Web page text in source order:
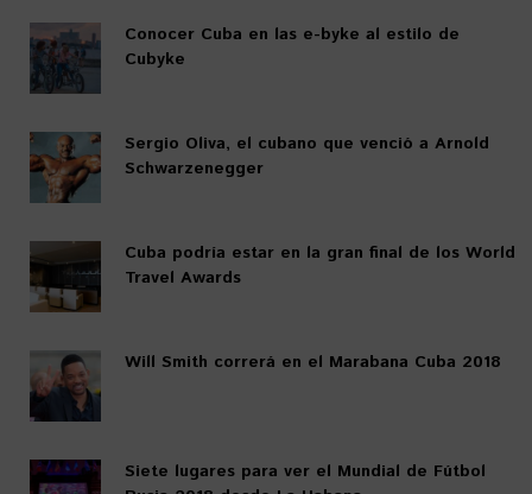
Conocer Cuba en las e-byke al estilo de
Cubyke
Sergio Oliva, el cubano que venció a Arnold
Schwarzenegger
Cuba podría estar en la gran final de los World
Travel Awards
Will Smith correrá en el Marabana Cuba 2018
Siete lugares para ver el Mundial de Fútbol